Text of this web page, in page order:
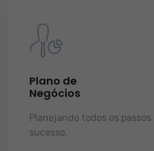
Plano de
Negócios
Planejando todos os passos
sucesso.